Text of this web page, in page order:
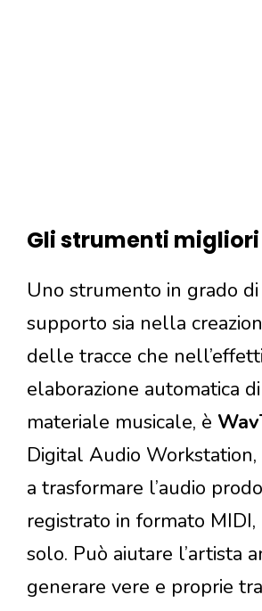
Gli strumenti migliori
Uno strumento in grado
supporto sia nella
delle tracce che
elaborazione automatica
materiale musicale, è
Digital Audio Workstation,
a trasformare l’audio
registrato in formato MIDI,
solo. Può aiutare l’artista
generare vere e proprie